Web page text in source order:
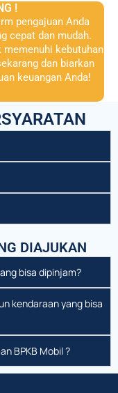
!
pengajuan Anda
cepat dan mudah.
kebutuhan
dan biarkan
keuangan Anda!
DIAJUKAN
bisa dipinjam?
kendaraan yang bisa
BPKB Mobil ?